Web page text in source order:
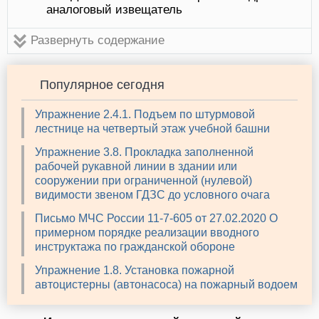
аналоговый извещатель
Развернуть содержание
Популярное сегодня
Упражнение 2.4.1. Подъем по штурмовой
лестнице на четвертый этаж учебной башни
Упражнение 3.8. Прокладка заполненной
рабочей рукавной линии в здании или
сооружении при ограниченной (нулевой)
видимости звеном ГДЗС до условного очага
Письмо МЧС России 11-7-605 от 27.02.2020 О
примерном порядке реализации вводного
инструктажа по гражданской обороне
Упражнение 1.8. Установка пожарной
автоцистерны (автонасоса) на пожарный водоем